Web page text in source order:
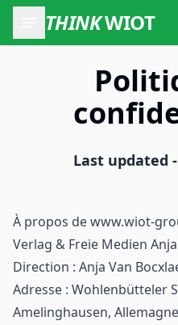
THINKWIOT
Last updated
À propos de www.wiot-
Verlag & Freie Medien
Direction : Anja Van
Adresse : Wohlenbütteler
Amelinghausen,